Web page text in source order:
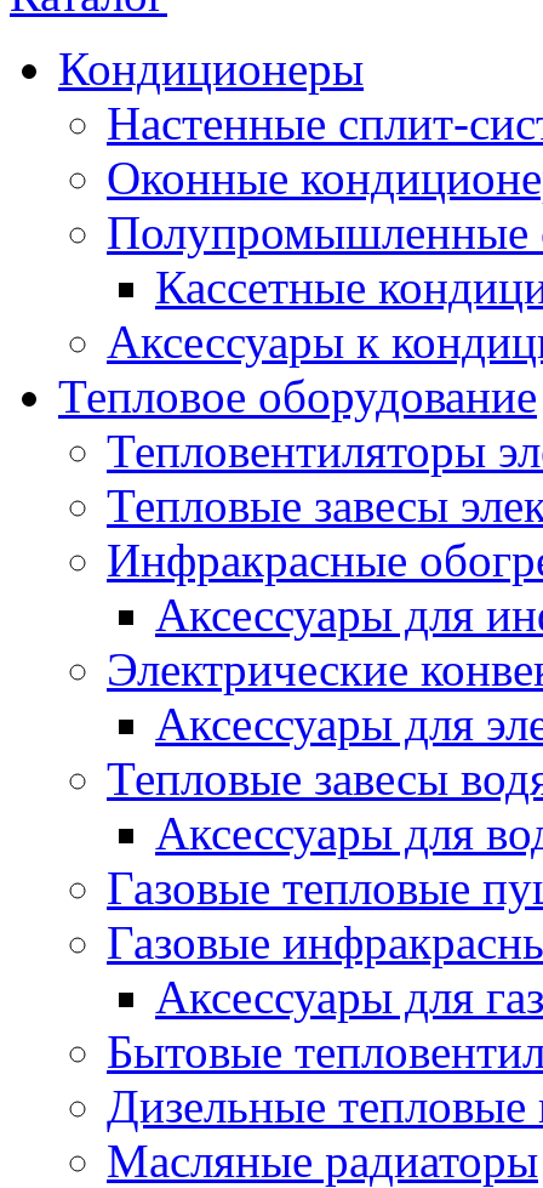
Кондиционеры
Настенные сплит-
Оконные
Полупромышленные
Кассетные
Аксессуары к
Тепловое оборудование
Тепловентиляторы
Тепловые завесы
Инфракрасные
Аксессуары для
Электрические
Аксессуары для
Тепловые завесы
Аксессуары для
Газовые тепловые
Газовые
Аксессуары для
Бытовые
Дизельные
Масляные радиаторы